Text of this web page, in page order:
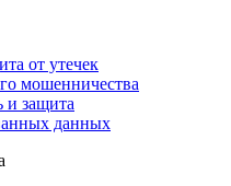
от утечек
мошенничества
и защита
данных